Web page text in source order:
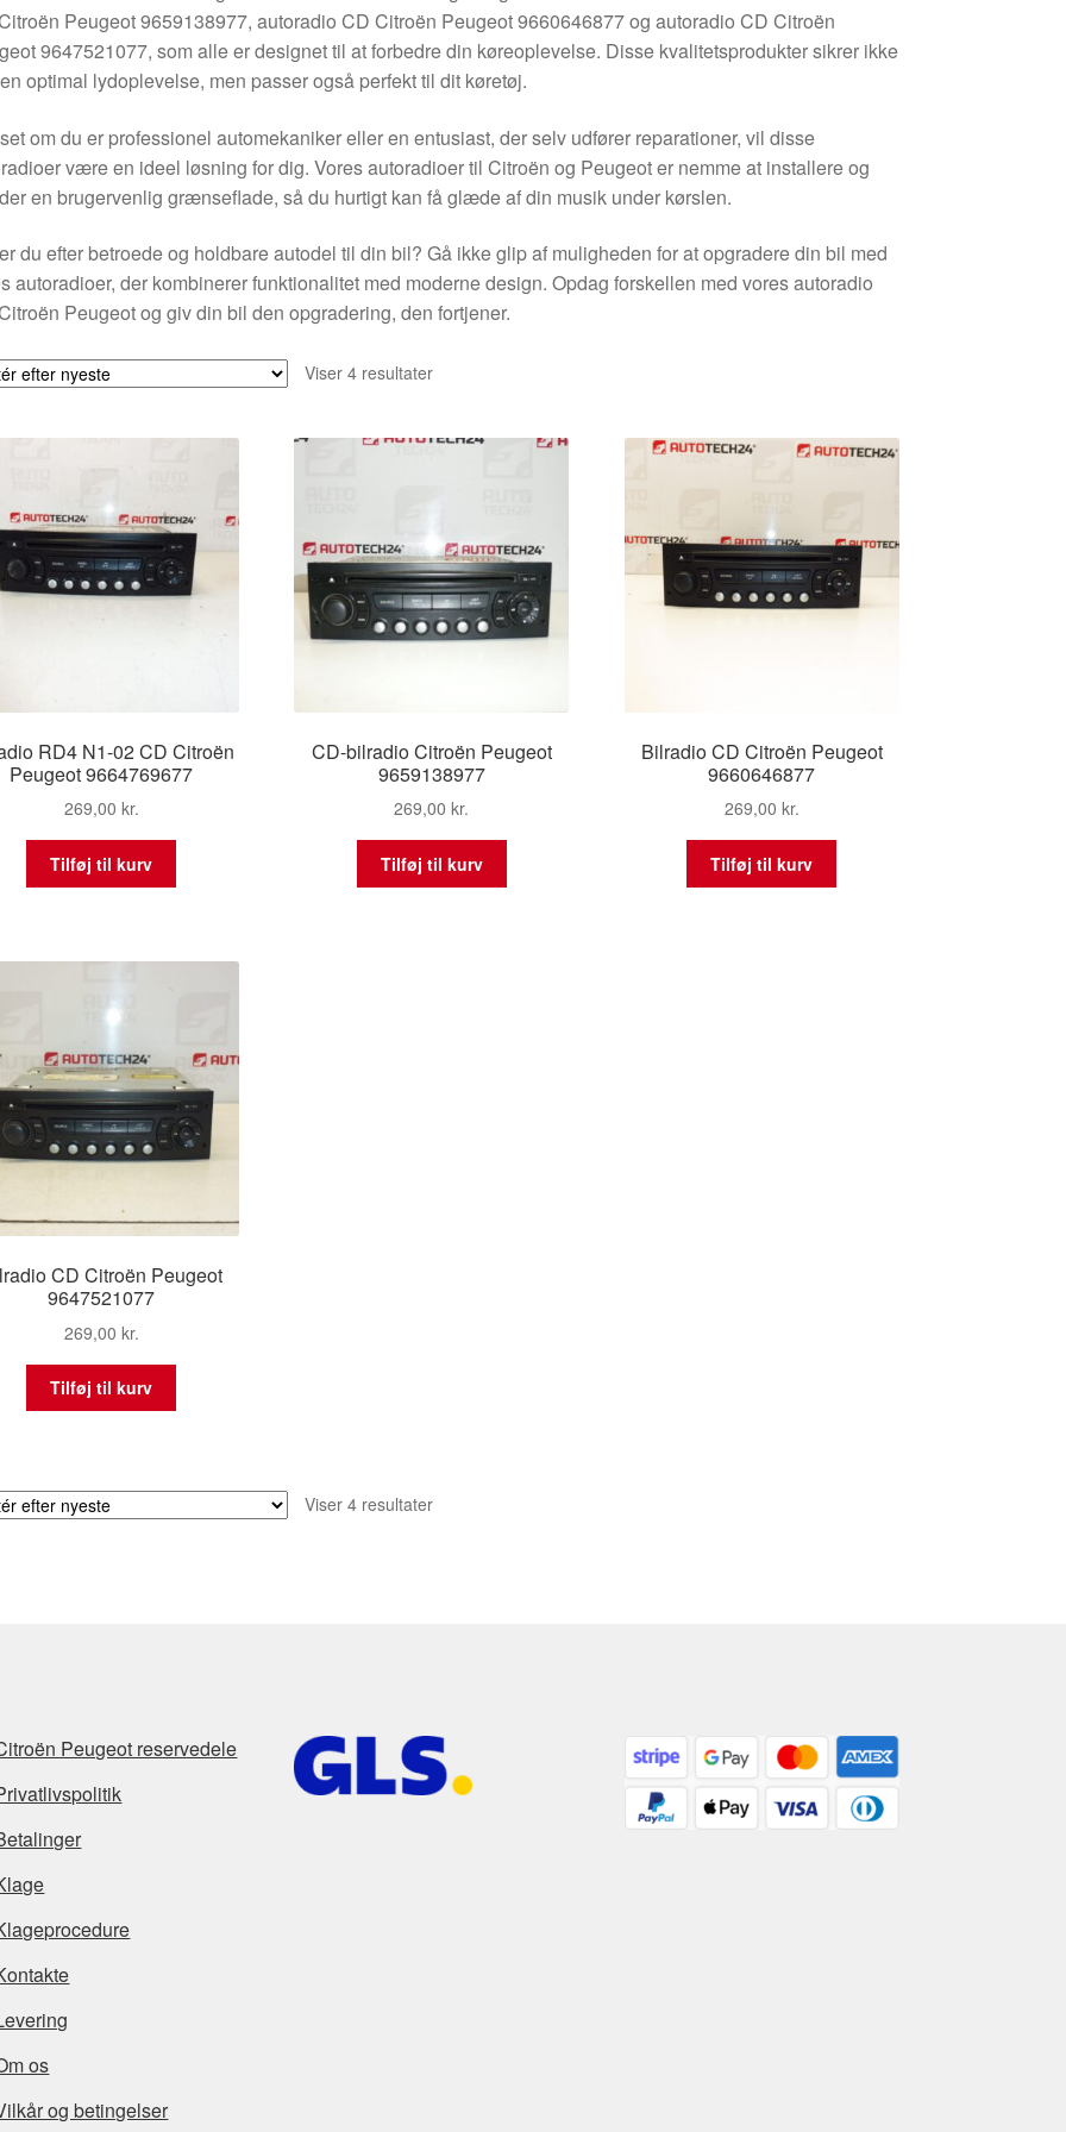
Peugeot 9659138977, autoradio CD Citroën Peugeot 9660646877 og autoradio CD Citroën
9647521077, som alle er designet til at forbedre din køreoplevelse. Disse kvalitetsprodukter sikrer ikke
optimal lydoplevelse, men passer også perfekt til dit køretøj.
om du er professionel automekaniker eller en entusiast, der selv udfører reparationer, vil disse
være en ideel løsning for dig. Vores autoradioer til Citroën og Peugeot er nemme at installere og
en brugervenlig grænseflade, så du hurtigt kan få glæde af din musik under kørslen.
du efter betroede og holdbare autodel til din bil? Gå ikke glip af muligheden for at opgradere din bil med
autoradioer, der kombinerer funktionalitet med moderne design. Opdag forskellen med vores autoradio
Peugeot og giv din bil den opgradering, den fortjener.
Viser 4 resultaterSorteret
RD4 N1-02 CD Citroën
Peugeot 9664769677
269,00 kr.
Tilføj til kurv
CD-bilradio Citroën Peugeot
9659138977
269,00kr.
Tilføj til kurv
Bilradio CD Citroën Peugeot
9660646877
269,00 kr.
Tilføj til kurv
CD Citroën Peugeot
9647521077
269,00 kr.
Tilføj til kurv
Viser 4 resultaterSorteret
Peugeot reservedele
os
og betingelser